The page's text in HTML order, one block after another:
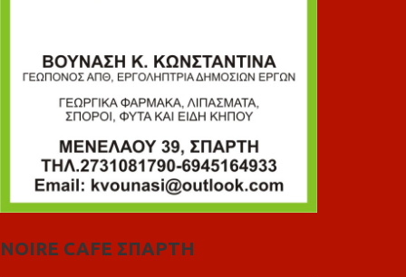
NOIRE CAFE ΣΠΑΡΤΗ